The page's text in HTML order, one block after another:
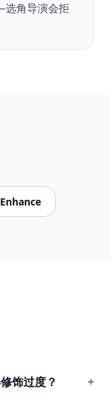
角导演会拒
饰过度？ +